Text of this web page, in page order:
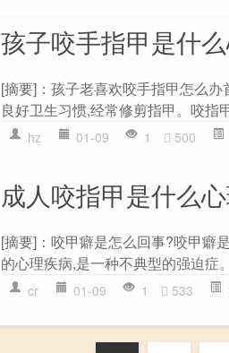
孩子咬手指甲是什
[摘要]：孩子老喜欢咬手指甲怎么
良好卫生习惯,经常修剪指甲。咬指
hz 01-09 1 500
成人咬指甲是什么
[摘要]：咬甲癖是怎么回事?咬甲癖
的心理疾病,是一种不典型的强迫症
cr 01-09 1 533